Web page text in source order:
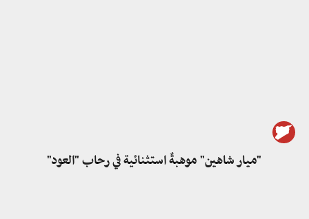
"ميار شاهين" موهبةٌ استثنائية في رحاب "العود"